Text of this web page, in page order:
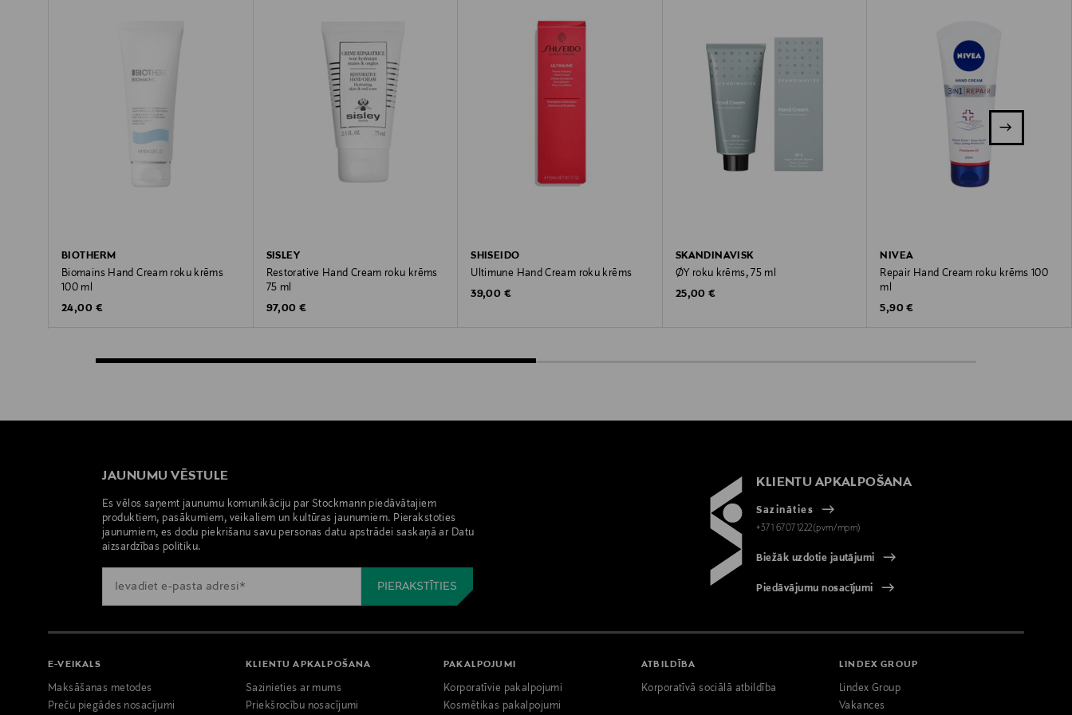
BIOTHERM
Biomains Hand Cream roku krēms
100 ml
Original Price
24,00 €
SISLEY
Restorative Hand Cream roku krēms
75 ml
Original Price
97,00 €
SHISEIDO
Ultimune Hand Cream roku krēms
Original Price
39,00 €
SKANDINAVISK
ØY roku krēms, 75 ml
Original Price
25,00 €
NIVEA
Repair Hand Cream roku krēms 100
ml
Original Price
5,90 €
JAUNUMU VĒSTULE
Es vēlos saņemt jaunumu komunikāciju par Stockmann piedāvātajiem
produktiem, pasākumiem, veikaliem un kultūras jaunumiem. Pierakstoties
jaunumiem, es dodu piekrišanu savu personas datu apstrādei saskaņā ar Datu
aizsardzības politiku.
KLIENTU APKALPOŠANA
Sazināties
+371 67071222(pvm/mpm)
Biežāk uzdotie jautājumi
Piedāvājumu nosacījumi
E-VEIKALS
Maksāšanas metodes
Preču piegādes nosacījumi
KLIENTU APKALPOŠANA
Sazinieties ar mums
Priekšrocību nosacījumi
PAKALPOJUMI
Korporatīvie pakalpojumi
Kosmētikas pakalpojumi
ATBILDĪBA
Korporatīvā sociālā atbildība
LINDEX GROUP
Lindex Group
Vakances